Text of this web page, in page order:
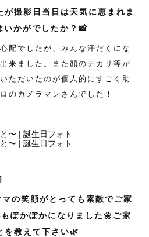
撮影日当日は天気に恵まれま
かがでしたか？📸
配でしたが、みんな汗だくにな
来ました。また顔のテカリ等が
ただいたのが個人的にすごく助
のカメラマンさんでした！
の笑顔がとっても素敵でご家
ぽかぽかになりました🌼ご家
を教えて下さい🌿